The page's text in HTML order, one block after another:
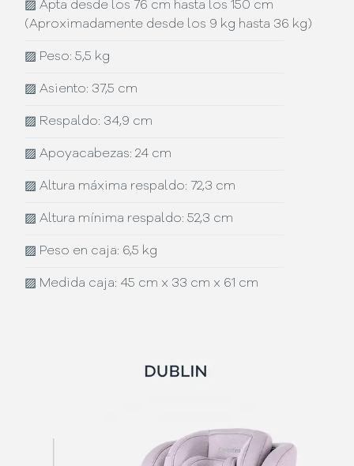
▨Apta desde los 76 cm hasta los 150 cm
(Aproximadamente desde los 9 kg hasta 36 kg)
▨ Peso: 5,5 kg
▨Asiento: 37,5 cm
▨ Respaldo: 34,9 cm
▨Apoyacabezas: 24 cm
▨Altura máxima respaldo: 72,3 cm
▨Altura mínima respaldo: 52,3 cm
▨ Peso en caja: 6,5 kg
▨ Medida caja: 45 cm x 33 cm x 61 cm